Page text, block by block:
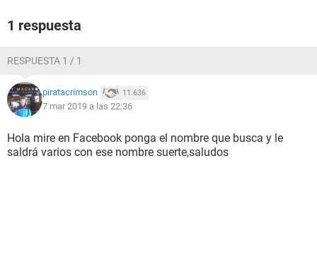
1 respuesta
RESPUESTA 1 / 1
piratacrimson 11.636
7 mar 2019 a las 22:36
Hola mire en Facebook ponga el nombre que busca y le
saldrá varios con ese nombre suerte,saludos